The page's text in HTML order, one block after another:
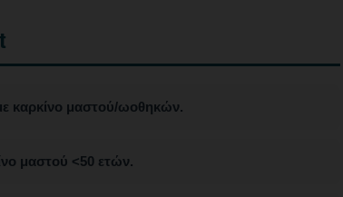
καρκίνο μαστού/ωοθηκών.
μαστού <50 ετών.